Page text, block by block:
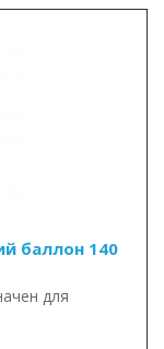
баллон 140
для